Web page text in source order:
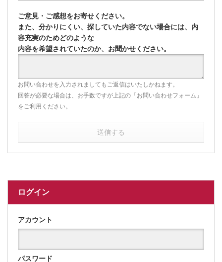
ご意見・ご感想をお寄せください。
また、分かりにくい、探していた内容でない場合には、内
容充実のためどのような
内容を希望されていたのか、お聞かせください。
お問い合わせを入力されましてもご返信はいたしかねます。
回答が必要な場合は、お手数ですが上記の「お問い合わせフォーム」
をご利用ください。
送信する
ログイン
アカウント
パスワード